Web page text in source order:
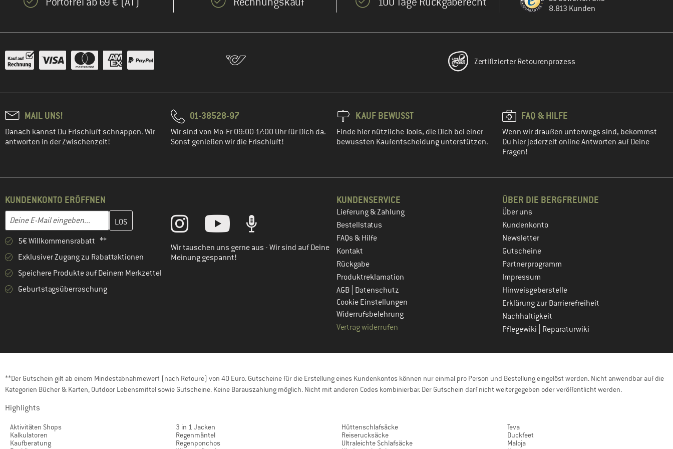
8.813 Kunden
Zertifizierter Retourenprozess
MAIL UNS!
Danach kannst Du Frischluft schnappen. Wir
antworten in der Zwischenzeit!
01-38528-97
Wir sind von Mo-Fr 09:00-17:00 Uhr für Dich da.
Sonst genießen wir die Frischluft!
KAUF BEWUSST
Finde hier nützliche Tools, die Dich bei einer
bewussten Kaufentscheidung unterstützen.
FAQ & HILFE
Wenn wir draußen unterwegs sind, bekommst
Du hier jederzeit online Antworten auf Deine
Fragen!
KUNDENKONTO ERÖFFNEN
E-Mail-Adresse
Gib hier deine E-Mail-Adresse ein und erstelle im nächsten Schritt dein Kundenkonto
5€ Willkommensrabatt **
Exklusiver Zugang zu Rabattaktionen
Speichere Produkte auf Deinem Merkzettel
Geburtstagsüberraschung
Wir tauschen uns gerne aus - Wir sind auf Deine
Meinung gespannt!
KUNDENSERVICE
Lieferung & Zahlung
Bestellstatus
FAQs & Hilfe
Kontakt
Rückgabe
Produktreklamation
AGB Datenschutz
Cookie Einstellungen
Widerrufsbelehrung
Vertrag widerrufen
ÜBER DIE BERGFREUNDE
Über uns
Kundenkonto
Newsletter
Gutscheine
Partnerprogramm
Impressum
Hinweisgeberstelle
Erklärung zur Barrierefreiheit
Nachhaltigkeit
Pflegewiki
Reparaturwiki
**Der Gutschein gilt ab einem Mindestabnahmewert (nach Retoure) von 40 Euro. Gutscheine für die Erstellung eines Kundenkontos können nur einmal pro Person und Bestellung eingelöst werden. Nicht anwendbar auf die
Kategorien Bücher & Karten, Outdoor Lebensmittel sowie Gutscheine. Keine Barauszahlung möglich. Nicht mit anderen Codes kombinierbar. Der Gutschein darf nicht weitergegeben oder veröffentlicht werden.
Highlights
Aktivitäten Shops
Kalkulatoren
Kaufberatung
3 in 1 Jacken
Regenmäntel
Regenponchos
Hüttenschlafsäcke
Reiserucksäcke
Ultraleichte Schlafsäcke
Teva
Duckfeet
Maloja